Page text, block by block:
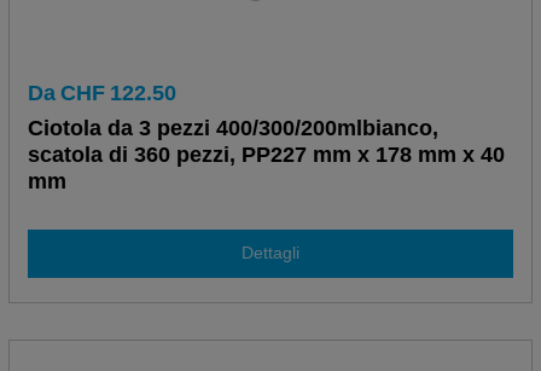
Da CHF 122.50
Ciotola da 3 pezzi 400/300/200mlbianco,
scatola di 360 pezzi, PP227 mm x 178 mm x 40
mm
Dettagli